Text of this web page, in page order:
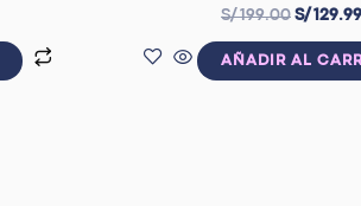
S/199.00 S/129.99
AÑADIR AL